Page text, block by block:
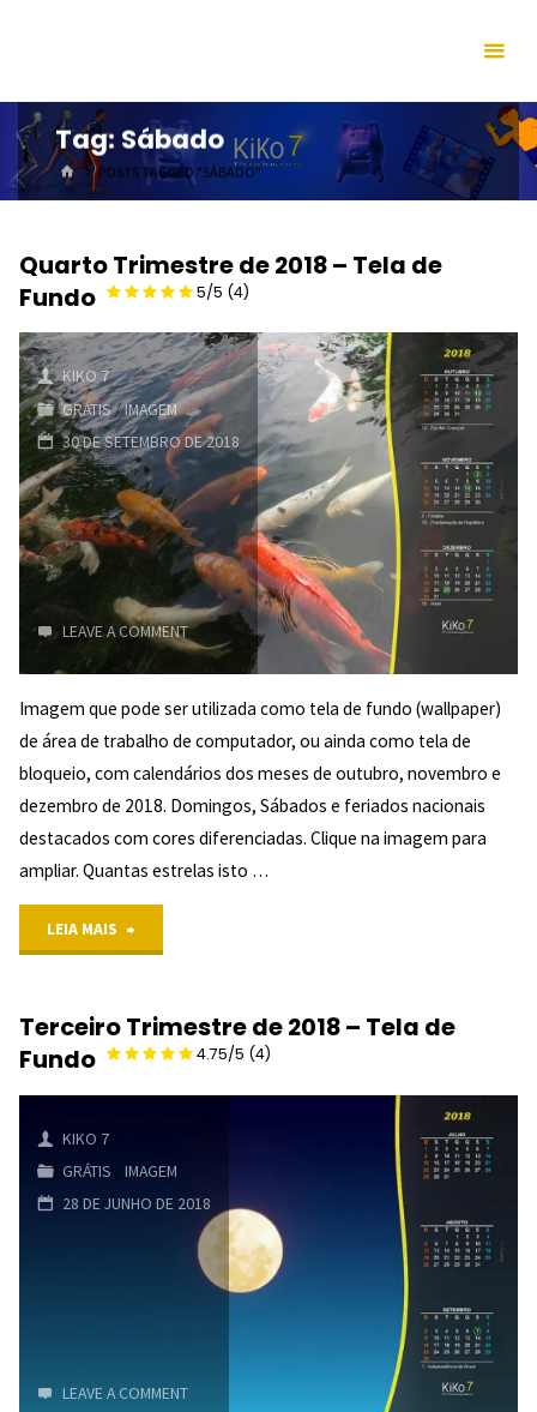
Tag: Sábado
HOMEPOSTS TAGGED "SÁBADO"
Quarto Trimestre de 2018 – Tela de
Fundo
5/5 (4)
KIKO 7
GRÁTIS/IMAGEM
30 DE SETEMBRO DE 2018
LEAVE A COMMENT
Imagem que pode ser utilizada como tela de fundo (wallpaper)
de área de trabalho de computador, ou ainda como tela de
bloqueio, com calendários dos meses de outubro, novembro e
dezembro de 2018. Domingos, Sábados e feriados nacionais
destacados com cores diferenciadas. Clique na imagem para
ampliar. Quantas estrelas isto …
LEIA MAIS
de
Tela
Terceiro Trimestre de 2018 – Tela de
Fundo
4.75/5 (4)
KIKO 7
GRÁTIS
IMAGEM
28 DE JUNHO DE 2018
LEAVE A COMMENT